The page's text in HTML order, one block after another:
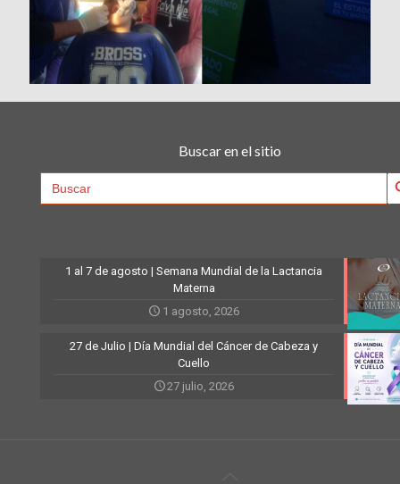
Buscar en el sitio
Search
1 al 7 de agosto | Semana Mundial de la Lactancia
Materna
1 agosto, 2026
27 de Julio | Día Mundial del Cáncer de Cabeza y
Cuello
27 julio, 2026